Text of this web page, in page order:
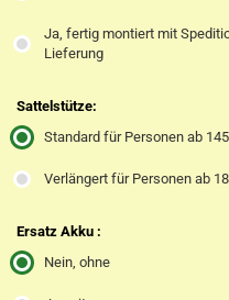
Ja, fertig montiert mit
Lieferung
Sattelstütze:
Standard für Personen ab
Verlängert für Personen ab
Ersatz Akku :
Nein, ohne